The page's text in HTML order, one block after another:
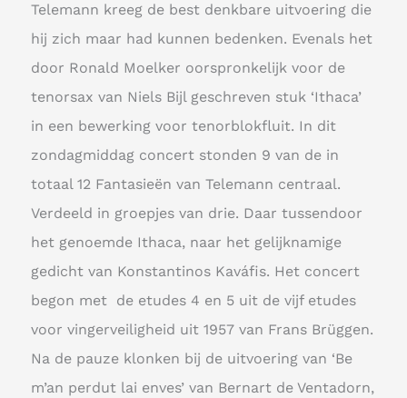
Telemann kreeg de best denkbare uitvoering die
hij zich maar had kunnen bedenken. Evenals het
door Ronald Moelker oorspronkelijk voor de
tenorsax van Niels Bijl geschreven stuk ‘Ithaca’
in een bewerking voor tenorblokfluit. In dit
zondagmiddag concert stonden 9 van de in
totaal 12 Fantasieën van Telemann centraal.
Verdeeld in groepjes van drie. Daar tussendoor
het genoemde Ithaca, naar het gelijknamige
gedicht van Konstantinos Kaváfis. Het concert
begon met de etudes 4 en 5 uit de vijf etudes
voor vingerveiligheid uit 1957 van Frans Brüggen.
Na de pauze klonken bij de uitvoering van ‘Be
m’an perdut lai enves’ van Bernart de Ventadorn,